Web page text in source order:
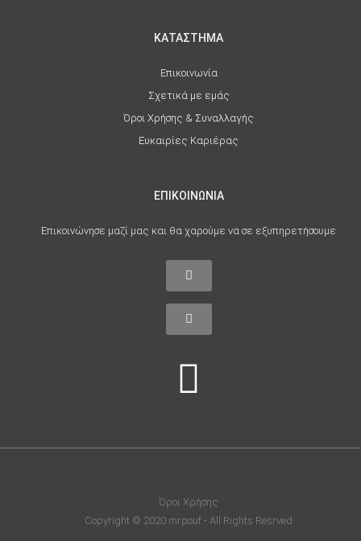
ΚΑΤΑΣΤΗΜΑ
Επικοινωνία
Σχετικά με εμάς
Όροι Χρήσης & Συναλλαγής
Ευκαιρίες Καριέρας
ΕΠΙΚΟΙΝΩΝΙΑ
Επικοινώνησε μαζί μας και θα χαρούμε να σε εξυπηρετήσουμε
Όροι Χρήσης
Copyright © 2020 mrpouf - All Rights Resrved